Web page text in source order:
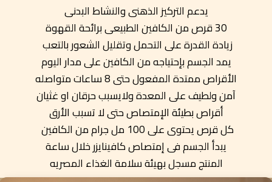
يدعم التركيز الذهنى والنشاط البدنى
30 قرص من الكافين الطبيعى برائحة القهوة
زيادة القدرة على التحمل وتقليل الشعور بالتعب
يمد الجسم بإحتياجه من الكافين على مدار اليوم
الأقراص ممتدة المفعول حتى 8 ساعات متواصله
آمن ولطيف على المعدة ولايسبب حرقان او غثيان
أقراص بطيئة الإمتصاص حتى لا تسبب الأرق
كل قرص يحتوى على 100 مل جرام من الكافين
يبدأ الجسم فى إمتصاص كافينايزر خلال ساعة
المنتج مسجل بهيئة سلامة الغذاء المصريه